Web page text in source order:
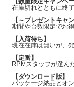
在庫切れとともに終
【～プレゼントキャ
期間や台数限定でお
【入荷待ち】
現在在庫は無いが、
【定番】
RPMスタッフが選ん
【ダウンロード版】
パッケージ納品とオ